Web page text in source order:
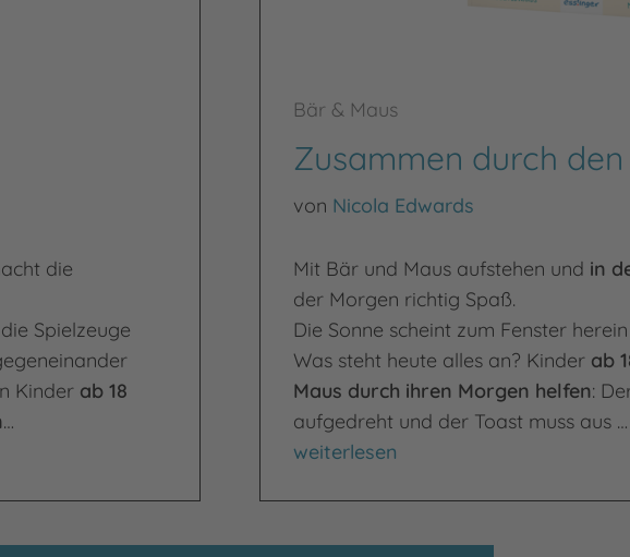
die
Spielzeuge
Kinder ab 18
…
Bär & Maus
Zusammen durch den
von Nicola Edwards
Mit Bär und Maus aufstehen und in
der Morgen richtig Spaß.
Die Sonne scheint zum Fenster
Was steht heute alles an? Kinder ab
Maus durch ihren Morgen helfen:
aufgedreht und der Toast muss aus …
Zusammen durch den Tag
weiterlesen